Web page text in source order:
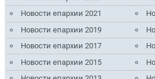
Новости епархии 2021
Новости епархии 2019
Новости епархии 2017
Новости епархии 2015